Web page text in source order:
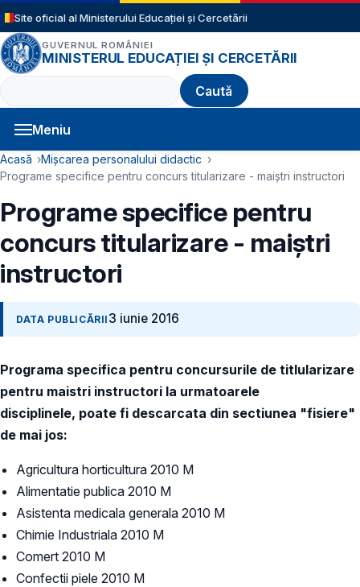
Sari la conținutul principal
Site oficial al Ministerului Educației și Cercetării
GUVERNUL ROMÂNIEI
MINISTERUL EDUCAȚIEI ȘI CERCETĂRII
Caută
Meniu
Navigație principală
Cale de navigare
Acasă
Mișcarea personalului didactic
Programe specifice pentru concurs titularizare - maiștri instructori
Programe specifice pentru
concurs titularizare - maiștri
instructori
DATA PUBLICĂRII 3 iunie 2016
Programa specifica pentru concursurile de titlularizare
pentru maistri instructori la urmatoarele
disciplinele, poate fi descarcata din sectiunea "fisiere"
de mai jos:
Agricultura horticultura 2010 M
Alimentatie publica 2010 M
Asistenta medicala generala 2010 M
Chimie Industriala 2010 M
Comert 2010 M
Confectii piele 2010 M